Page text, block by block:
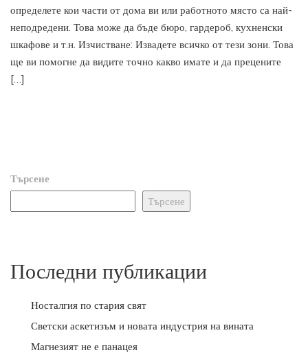
определете кои части от дома ви или работното място са най-
неподредени. Това може да бъде бюро, гардероб, кухненски
шкафове и т.н. Изчистване: Извадете всичко от тези зони. Това
ще ви помогне да видите точно какво имате и да прецените
[…]
Търсене
Търсене
Последни публикации
Носталгия по стария свят
Светски аскетизъм и новата индустрия на вината
Магнезият не е панацея